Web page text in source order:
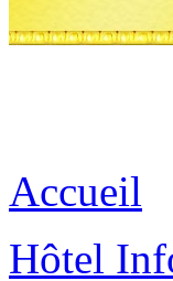
Accueil
Hôtel